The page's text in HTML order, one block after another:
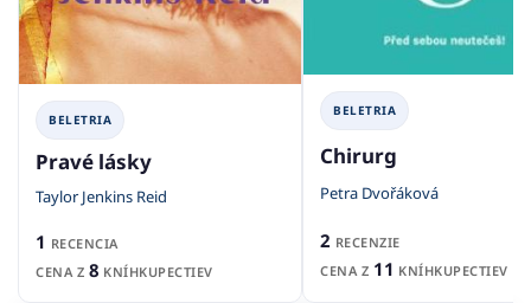
BELETRIA
Pravé lásky
Taylor Jenkins Reid
1 RECENCIA
CENA Z 8 KNÍHKUPECTIEV
BELETRIA
Chirurg
Petra Dvořáková
2 RECENZIE
CENA Z 11 KNÍHKUPECTIEV